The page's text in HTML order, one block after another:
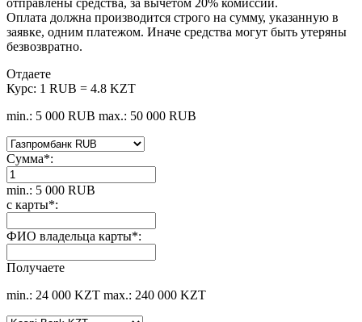
отправлены средства, за вычетом 20% комиссии.
Оплата должна производится строго на сумму, указанную в
заявке, одним платежом. Иначе средства могут быть утеряны
безвозвратно.
Отдаете
Курс: 1 RUB = 4.8 KZT
min.: 5 000 RUB max.: 50 000 RUB
Сумма*:
min.: 5 000 RUB
с карты*:
ФИО владельца карты*:
Получаете
min.: 24 000 KZT max.: 240 000 KZT